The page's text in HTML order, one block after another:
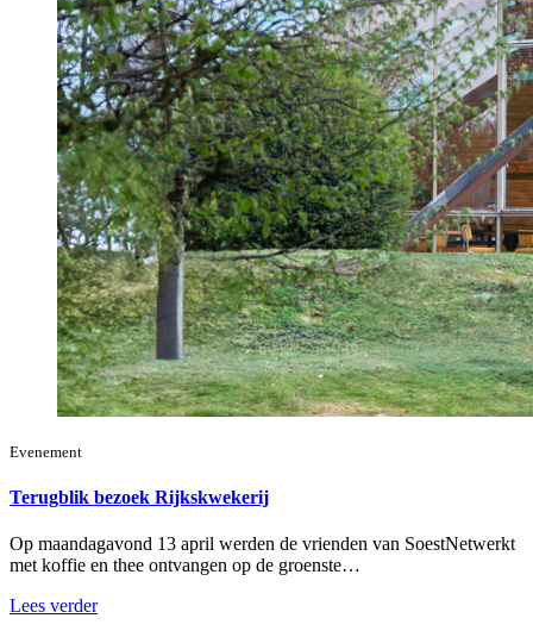
Evenement
Terugblik bezoek Rijkskwekerij
Op maandagavond 13 april werden de vrienden van SoestNetwerkt
met koffie en thee ontvangen op de groenste…
Lees verder